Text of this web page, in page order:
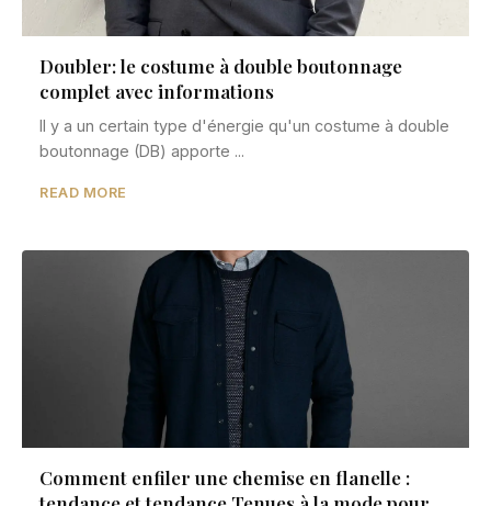
Doubler: le costume à double boutonnage
complet avec informations
Il y a un certain type d'énergie qu'un costume à double
boutonnage (DB) apporte ...
READ MORE
Comment enfiler une chemise en flanelle :